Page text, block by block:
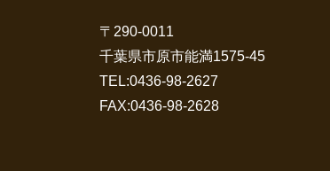
〒290-0011
千葉県市原市能満1575-45
TEL:0436-98-2627
FAX:0436-98-2628